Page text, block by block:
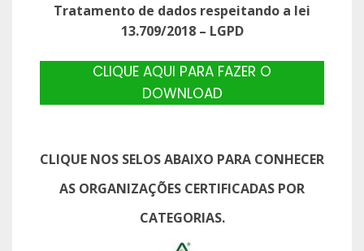
Tratamento de dados respeitando a lei
13.709/2018 – LGPD
CLIQUE AQUI PARA FAZER O
DOWNLOAD
CLIQUE NOS SELOS ABAIXO PARA CONHECER
AS ORGANIZAÇÕES CERTIFICADAS POR
CATEGORIAS.